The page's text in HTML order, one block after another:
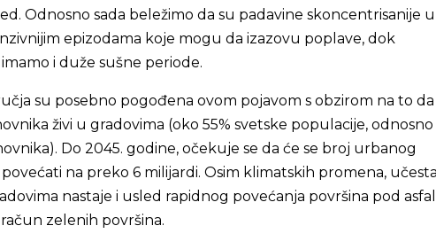
Odnosno sada beležimo da su padavine skoncentrisanije u
epizodama koje mogu da izazovu poplave, dok
i duže sušne periode.
su posebno pogođena ovom pojavom s obzirom na to da
živi u gradovima (oko 55% svetske populacije, odnosno
Do 2045. godine, očekuje se da će se broj urbanog
na preko 6 milijardi. Osim klimatskih promena,
nastaje i usled rapidnog povećanja površina pod
zelenih površina.